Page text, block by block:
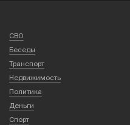
СВО
Беседы
Транспорт
Недвижимость
Политика
Деньги
Спорт